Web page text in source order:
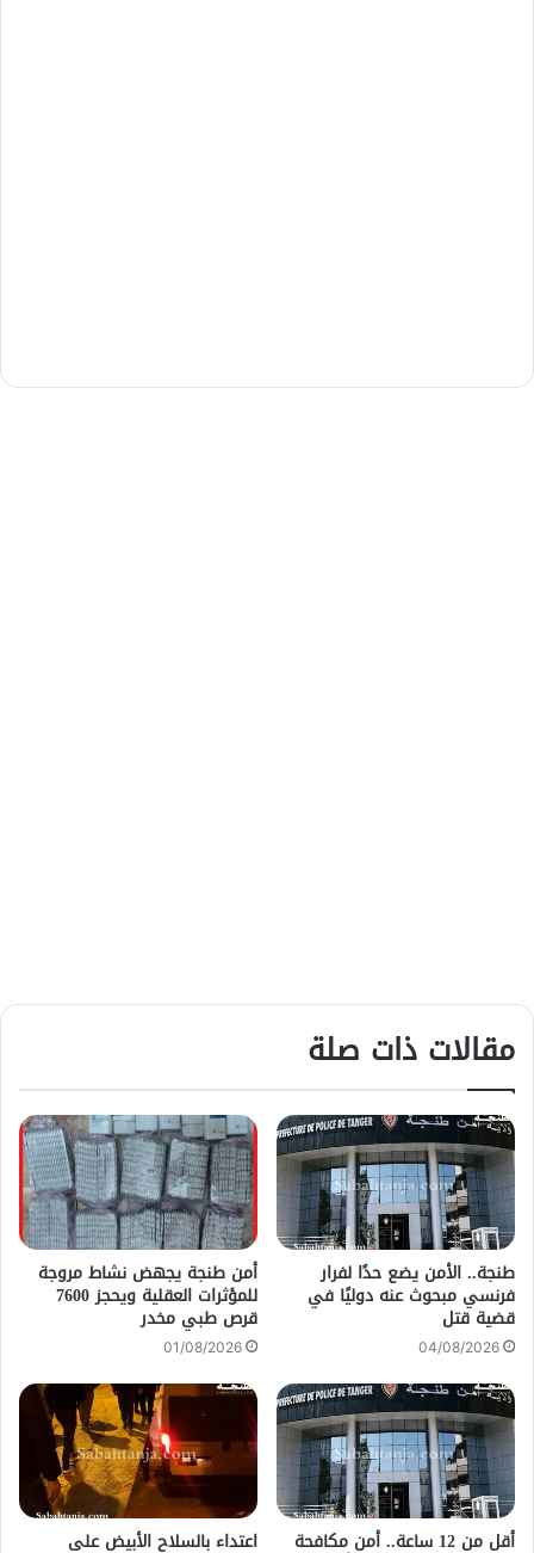
مقالات ذات صلة
طنجة.. الأمن يضع حدًا لفرار
فرنسي مبحوث عنه دوليًا في
قضية قتل
04/08/2026
أمن طنجة يجهض نشاط مروجة
للمؤثرات العقلية ويحجز 7600
قرص طبي مخدر
01/08/2026
أقل من 12 ساعة.. أمن مكافحة اعتداء بالسلاح الأبيض على